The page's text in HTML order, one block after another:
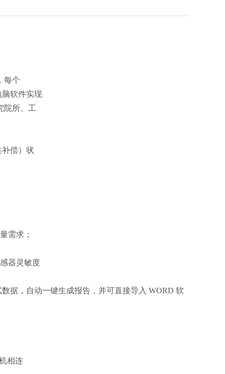
每个
脑软件实现
院所、工
补偿）状
需求；
器灵敏度
据，自动一键生成报告，并可直接导入 WORD 软
相连